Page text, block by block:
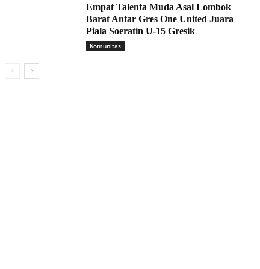
Empat Talenta Muda Asal Lombok
Barat Antar Gres One United Juara
Piala Soeratin U-15 Gresik
Komunitas